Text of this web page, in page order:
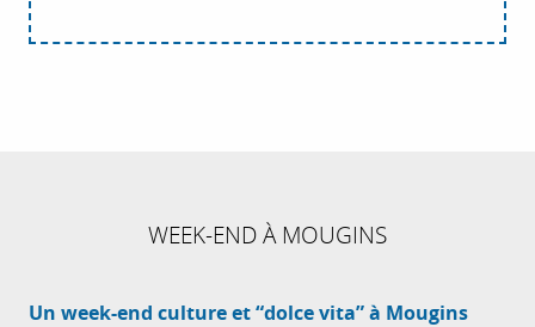
WEEK-END À MOUGINS
Un week-end culture et “dolce vita” à Mougins